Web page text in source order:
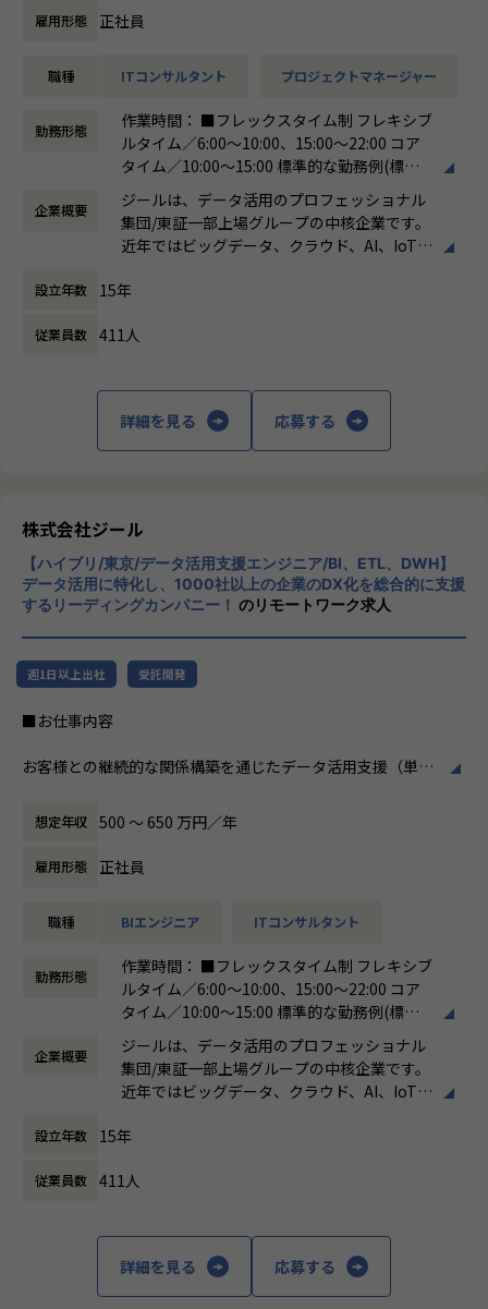
ます。お客様に対する長期的な貢献を果たす
共同策定
-営業部門と連携した提案活動および受注に向けたアクシ
-ステアリングコミッティの設計・運営（経営層との合意
-顧客との関係構築およびリレーション強化
-社内外ステークホルダーとの調整・ファシリテーション
※データ領域については、専門的な開発スキルは必須では
なく、顧客折衝の場においてコミュニケーションが取れるレ
ベルで問題ありません。
■担当頂きたいミッション
ス機会を創出する
・アカウントプランを策定し、営業と連携して提案〜受注ま
・ステアリングコミッティを通じた意思決定支援・関係強化
・顧客と「共に事業を創る」経験ができる
-単発案件ではなく、中長期視点で顧客のビジネス成長に
関与できます。
・大手企業の意思決定層と直接対峙できる
・裁量の大きいアカウント経営に近い役割
で関われます。
-データ領域の専門開発は不要。PM・ビジネス視点を活か
・セカンドキャリアとしてのフィット
-ラインマネジメント経験を活かしつつ、再び顧客最前線で
価値発揮が可能です。
■組織紹介（アカウントマネジメント室について）
ライズ企業）に対して、中長期的なビジネス価値創出を担う
単なるプロジェクト遂行に留まらず、顧客の経営・事業課題
に深く入り込み、「共に事業を創るパートナー」として伴走
します。
営業・データエンジニア・コンサルタントと密に連携しなが
ることがミッションです。
略立案・実行をリードします。
雇用形態 正社員
職種 ITコンサルタント プロジェクトマネージャー
勤務形態
作業時間： ■フレックスタイム制 フレキシブ
ルタイム／6:00～10:00、15:00～22:00 コア
タイム／10:00～15:00 標準的な勤務例(標準
労働時間)／9:00～18:00
働き方：フレックス制（コアタイムあり）
時間外労働の有無： 有（月平均19時間）
休憩時間： 60分
企業概要
ジールは、データ活用のプロフェッショナル
集団/東証一部上場グループの中核企業です。
近年ではビッグデータ、クラウド、AI、IoTを
する立場にスコープを拡張しています。
顧客の大半は大手企業となっており、30年以
■Mission：専門性と技術力、高度な分析ノ
ズに応えるため、私たちは「プロフェッショ
ナルサービスの大衆化」をミッションとして
掲げております。高い専門性を持った技術
力、深い経験から得られた多様性のある高度
な分析力をハイクオリティ＆ローコストで提
供することで、企業の競争優位確保に貢献す
ることを私たちは使命としております。
員全員が燃える会社」を目指しています。理
展する企業です。そして、社員全員が燃え続
ます。お客様に対する長期的な貢献を果たす
設立年数 15年
従業員数 411人
詳細を見る 応募する
株式会社ジール
【ハイブリ/東京/データ活用支援エンジニア/BI、ETL、DWH】
データ活用に特化し、1000社以上の企業のDX化を総合的に支援
するリーディングカンパニー！ のリモートワーク求人
週1日以上出社 受託開発
■お仕事内容
お客様との継続的な関係構築を通じたデータ活用支援（単発
具体的な業務内容は以下のとおりです。
●顧客の業務理解を深め、課題に対するデータ活用の提案・
実行
●DOMOを含む、データ統合基盤に関わる各種製品・サービ
画面（ダッシュボードやレポート、帳票など）作成
●PowerPoint等を用いた提案資料の作成とプレゼンテーシ
●ベンダーとのアライアンス活動（資格取得やイベント参加
など）
・クラウド型BIプラットフォーム。データの収集から蓄積、
・BuzzというコミュケーションツールやAppsというライト
【組織の特徴・魅力】
・「真のデータドリブンコンサルティング」を体現すべく、
お客様の真のパートナーになることを目標としています。
想定年収 500 〜 650 万円／年
雇用形態 正社員
職種 BIエンジニア ITコンサルタント
勤務形態
作業時間： ■フレックスタイム制 フレキシブ
ルタイム／6:00～10:00、15:00～22:00 コア
タイム／10:00～15:00 標準的な勤務例(標準
労働時間)／9:00～18:00
働き方：フレックス制（コアタイムあり）
時間外労働の有無： 有（月平均19時間）
休憩時間： 60分
企業概要
ジールは、データ活用のプロフェッショナル
集団/東証一部上場グループの中核企業です。
近年ではビッグデータ、クラウド、AI、IoTを
する立場にスコープを拡張しています。
顧客の大半は大手企業となっており、30年以
■Mission：専門性と技術力、高度な分析ノ
設立年数 15年
従業員数 411人
詳細を見る 応募する